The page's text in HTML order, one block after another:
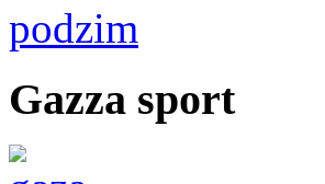
Gazza sport